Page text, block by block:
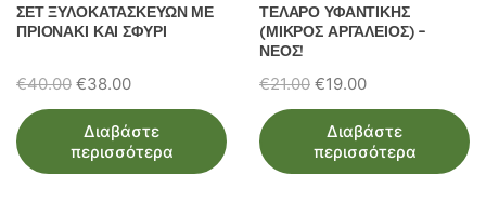
ΣΕΤ ΞΥΛΟΚΑΤΑΣΚΕΥΩΝ ΜΕ
ΠΡΙΟΝΑΚΙ ΚΑΙ ΣΦΥΡΙ
€40.00 Original
price
was:
€40.00.
€38.00Η
τρέχουσα
τιμή
είναι:
Διαβάστε
περισσότερα
ΤΕΛΑΡΟ ΥΦΑΝΤΙΚΗΣ
(ΜΙΚΡΟΣ ΑΡΓΑΛΕΙΟΣ) –
ΝΕΟΣ!
€21.00 Original
price
was:
€21.00.
€19.00Η
τρέχουσα
τιμή
είναι:
Διαβάστε
περισσότερα